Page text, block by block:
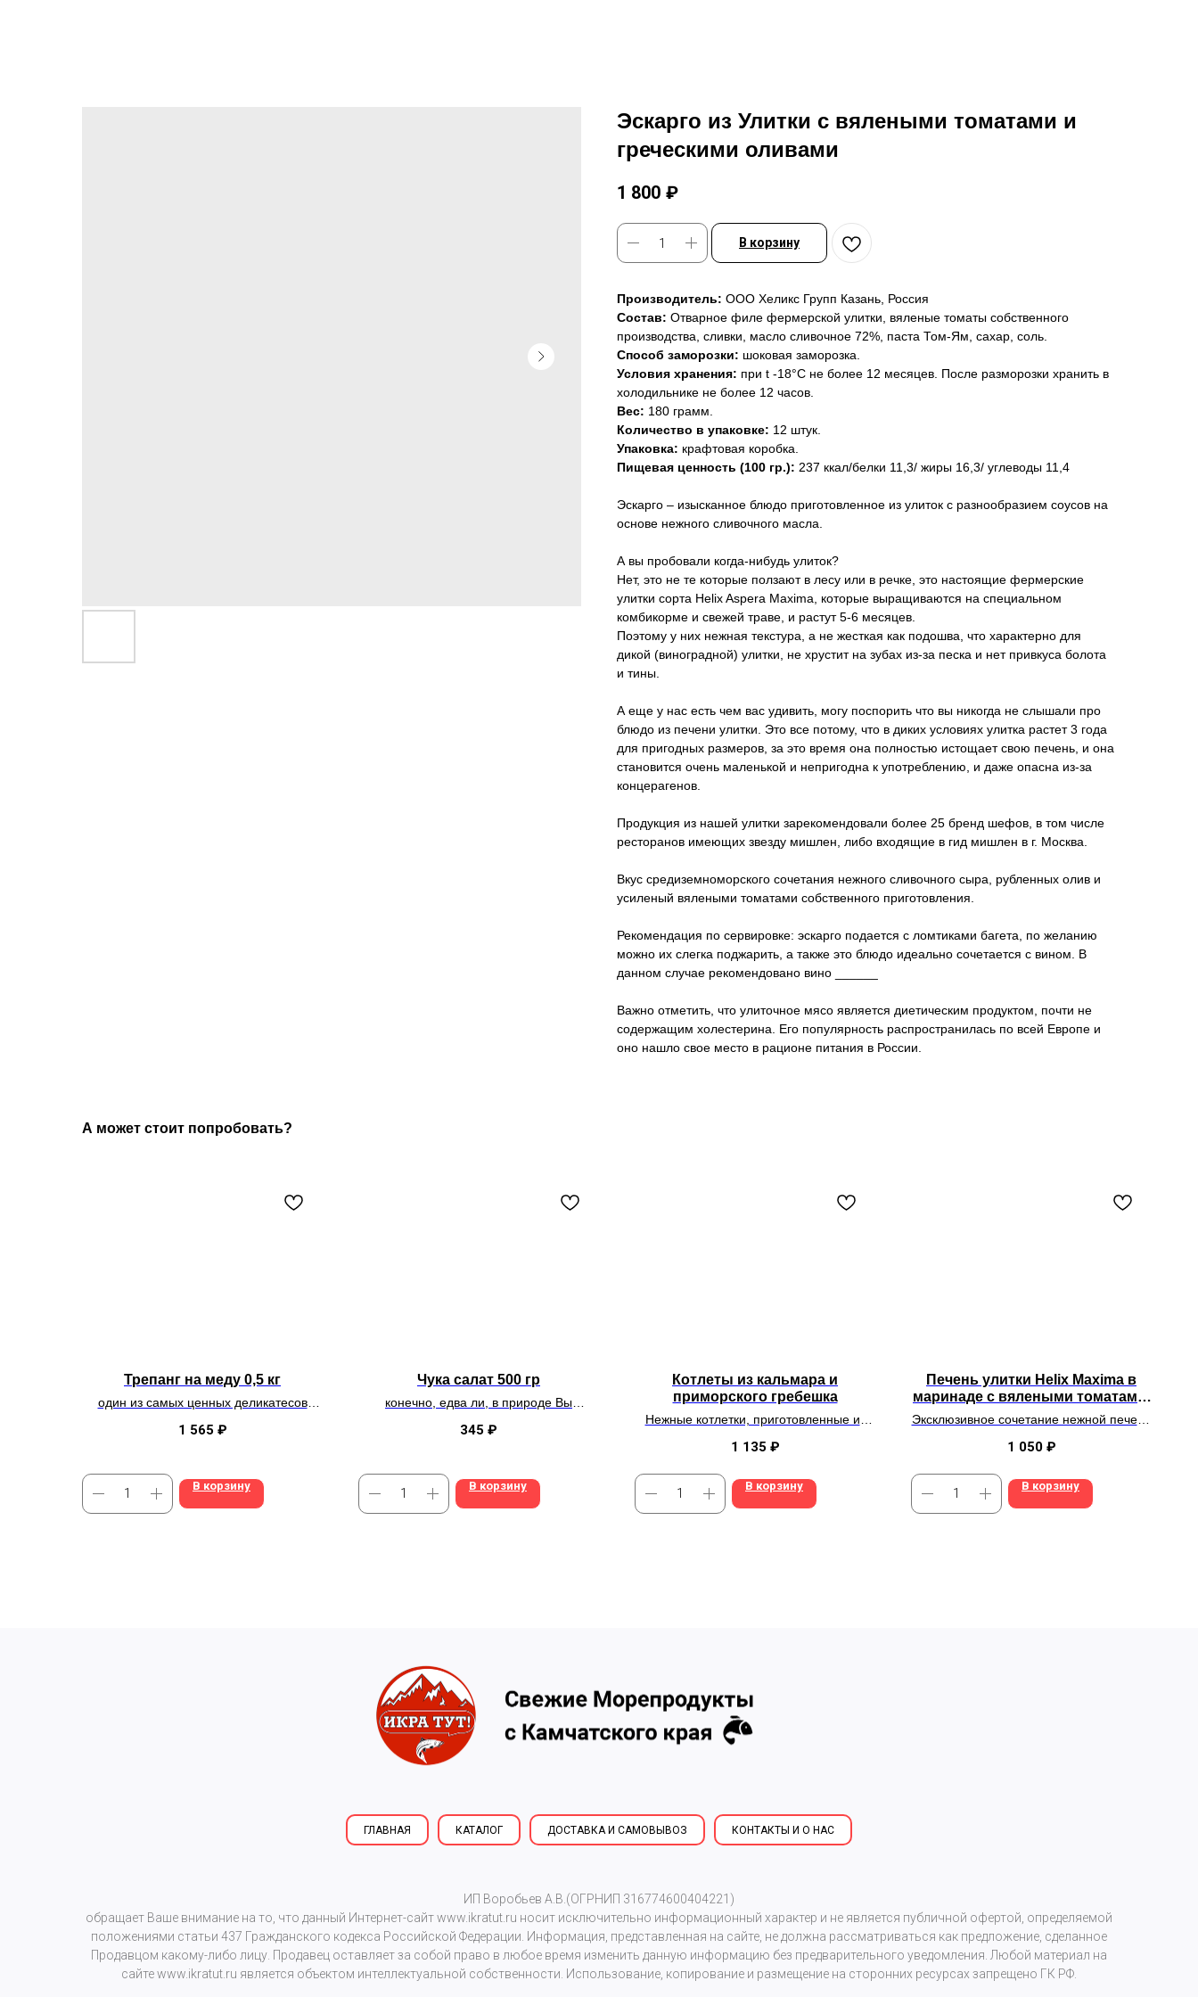
Эскарго из Улитки с вялеными томатами и
греческими оливами
1 800 ₽
В корзину
Производитель: ООО Хеликс Групп Казань, Россия
Состав: Отварное филе фермерской улитки, вяленые томаты собственного
производства, сливки, масло сливочное 72%, паста Том-Ям, сахар, соль.
Способ заморозки: шоковая заморозка.
Условия хранения: при t -18°С не более 12 месяцев. После разморозки хранить в
холодильнике не более 12 часов.
Вес: 180 грамм.
Количество в упаковке: 12 штук.
Упаковка: крафтовая коробка.
Пищевая ценность (100 гр.): 237 ккал/белки 11,3/ жиры 16,3/ углеводы 11,4
Эскарго – изысканное блюдо приготовленное из улиток с разнообразием соусов на
основе нежного сливочного масла.
А вы пробовали когда-нибудь улиток?
Нет, это не те которые ползают в лесу или в речке, это настоящие фермерские
улитки сорта Helix Aspera Maxima, которые выращиваются на специальном
комбикорме и свежей траве, и растут 5-6 месяцев.
Поэтому у них нежная текстура, а не жесткая как подошва, что характерно для
дикой (виноградной) улитки, не хрустит на зубах из-за песка и нет привкуса болота
и тины.
А еще у нас есть чем вас удивить, могу поспорить что вы никогда не слышали про
блюдо из печени улитки. Это все потому, что в диких условиях улитка растет 3 года
для пригодных размеров, за это время она полностью истощает свою печень, и она
становится очень маленькой и непригодна к употреблению, и даже опасна из-за
концерагенов.
Продукция из нашей улитки зарекомендовали более 25 бренд шефов, в том числе
ресторанов имеющих звезду мишлен, либо входящие в гид мишлен в г. Москва.
Вкус средиземноморского сочетания нежного сливочного сыра, рубленных олив и
усиленый вялеными томатами собственного приготовления.
Рекомендация по сервировке: эскарго подается с ломтиками багета, по желанию
можно их слегка поджарить, а также это блюдо идеально сочетается с вином. В
данном случае рекомендовано вино ______
Важно отметить, что улиточное мясо является диетическим продуктом, почти не
содержащим холестерина. Его популярность распространилась по всей Европе и
оно нашло свое место в рационе питания в России.
А может стоит попробовать?
Трепанг на меду 0,5 кг
один из самых ценных деликатесов
1 565 ₽
В корзину
Чука салат 500 гр
конечно, едва ли, в природе Вы
но с ореховым соусом
345 ₽
В корзину
Котлеты из кальмара и
приморского гребешка
Нежные котлетки, приготовленные из
1 135 ₽
В корзину
Печень улитки Helix Maxima в
маринаде с вялеными томатами,
Эксклюзивное сочетание нежной печени
1 050 ₽
В корзину
ГЛАВНАЯ КАТАЛОГ ДОСТАВКА И САМОВЫВОЗ КОНТАКТЫ И О НАС
ИП Воробьев А.В.(ОГРНИП 316774600404221)
обращает Ваше внимание на то, что данный Интернет-сайтwww.ikratut.ru носит исключительно информационный характер и не является публичной офертой, определяемой
положениями статьи 437 Гражданского кодекса Российской Федерации. Информация, представленная на сайте, не должна рассматриваться как предложение, сделанное
Продавцом какому-либо лицу. Продавец оставляет за собой право в любое время изменить данную информацию без предварительного уведомления. Любой материал на
сайтеwww.ikratut.ru является объектом интеллектуальной собственности. Использование, копирование и размещение на сторонних ресурсах запрещено ГК РФ.